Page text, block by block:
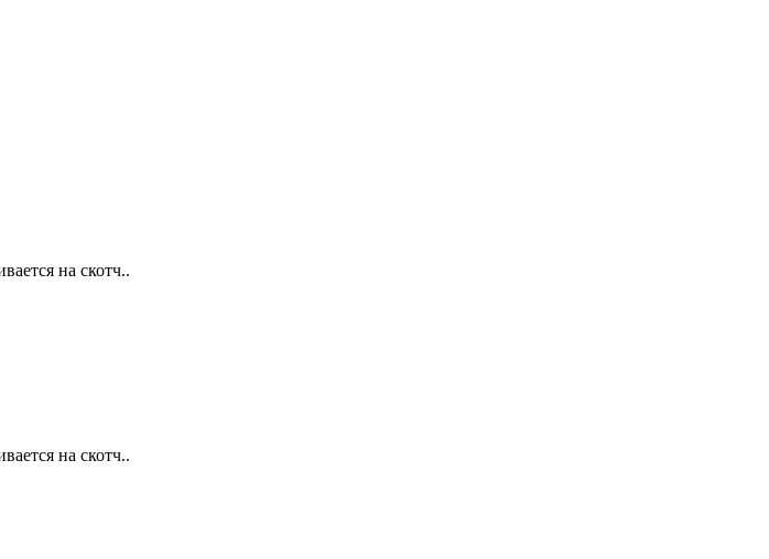
на скотч..
на скотч..